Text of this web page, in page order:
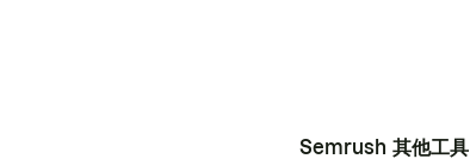
Semrush 其他工具